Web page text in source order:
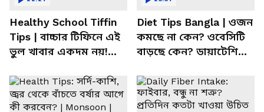
Healthy School Tiffin
Tips | বাচ্চার টিফিনে এই
ভুল খাবার একদম নয়!
Diet Tips Bangla | ওজন
কমছে না কেন? ওবেসিটি
বাড়ছে কেন? ডায়াটেশিয়ান